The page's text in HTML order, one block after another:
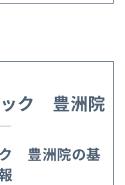
ク 豊洲院
豊洲院の基